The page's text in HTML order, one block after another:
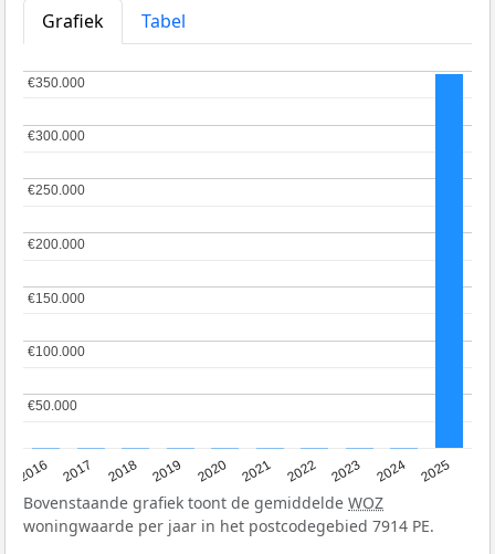
Grafiek
Tabel
2016 2017 2018 2019 2020 2021 2022 2023 2024 2025
€50.000
€50.000
€100.000
€100.000
€150.000
€150.000
€200.000
€200.000
€250.000
€250.000
€300.000
€300.000
€350.000
€350.000
Bovenstaande grafiek toont de gemiddelde WOZ
woningwaarde per jaar in het postcodegebied 7914 PE.